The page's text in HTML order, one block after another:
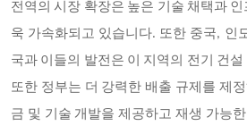
전역의 시장 확장은 높은 기술 채택과
욱 가속화되고 있습니다. 또한 중국, 인
국과 이들의 발전은 이 지역의 전기 건
또한 정부는 더 강력한 배출 규제를 제
금 및 기술 개발을 제공하고 재생 가능